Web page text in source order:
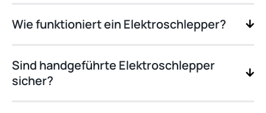
Wie funktioniert ein Elektroschlepper?
Sind handgeführte Elektroschlepper
sicher?